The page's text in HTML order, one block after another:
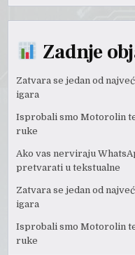
Zadnje
Zatvara se jedan od
igara
Isprobali smo Motorolin
ruke
Ako vas nerviraju
pretvarati u tekstualne
Zatvara se jedan od
igara
Isprobali smo Motorolin
ruke